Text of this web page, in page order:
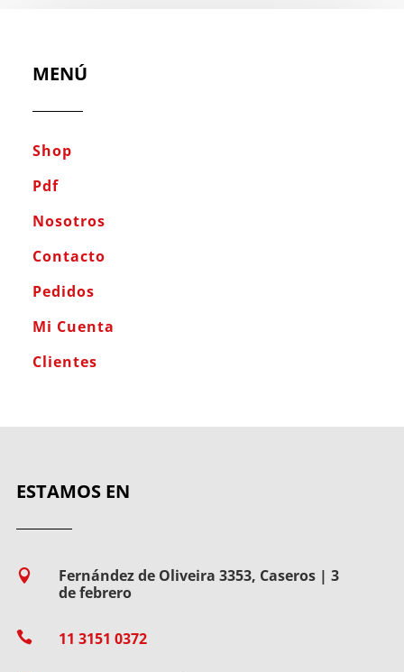
MENÚ
Shop
Pdf
Nosotros
Contacto
Pedidos
Mi Cuenta
Clientes
ESTAMOS EN

Fernández de Oliveira 3353, Caseros | 3
de febrero
 11 3151 0372